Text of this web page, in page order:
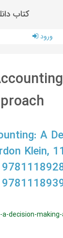
کتاب
ورود
A
Klein,
decision-